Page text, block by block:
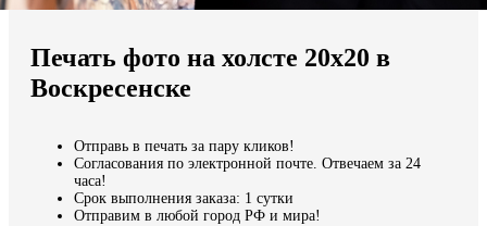
Мы доставляем по всему миру
Продолжить без города
Печать фото на холсте 20х20 в
Воскресенске
Отправь в печать за пару кликов!
Согласования по электронной почте. Отвечаем за 24
часа!
Срок выполнения заказа: 1 сутки
Отправим в любой город РФ и мира!